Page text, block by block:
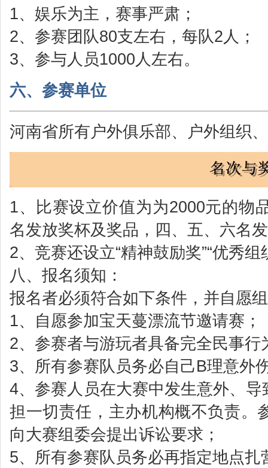
1、娱乐为主，赛事严肃；
2、参赛团队80支左右，每队2人；
3、参与人员1000人左右。
六、参赛单位
河南省所有户外俱乐部、户外组织
1、比赛设立价值为为2000元的物
名发放奖杯及奖品，四、五、六名
2、竞赛还设立“精神鼓励奖”“优秀组
八、报名须知：
报名者必须符合如下条件，并自愿
1、自愿参加宝天蔓漂流节邀请赛；
2、参赛者与游玩者具备完全民事行
3、所有参赛队员务必自己B理意外
4、参赛人员在大赛中发生意外、
担一切责任，主办机构概不负责。
向大赛组委会提出诉讼要求；
5、所有参赛队员务必再指定地点扎